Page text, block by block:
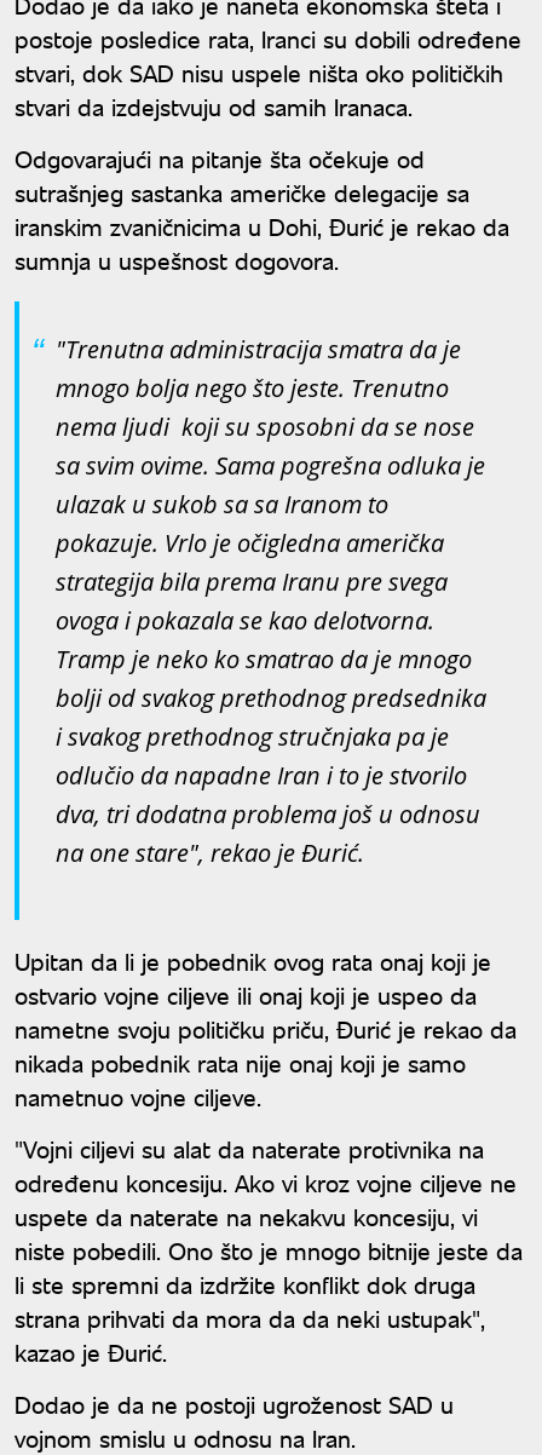
postoje posledice rata, Iranci su dobili određene
stvari, dok SAD nisu uspele ništa oko političkih
stvari da izdejstvuju od samih Iranaca.
Odgovarajući na pitanje šta očekuje od
sutrašnjeg sastanka američke delegacije sa
iranskim zvaničnicima u Dohi, Đurić je rekao da
sumnja u uspešnost dogovora.
"Trenutna administracija smatra da je
mnogo bolja nego što jeste. Trenutno
nema ljudi koji su sposobni da se nose
sa svim ovime. Sama pogrešna odluka je
ulazak u sukob sa sa Iranom to
pokazuje. Vrlo je očigledna američka
strategija bila prema Iranu pre svega
ovoga i pokazala se kao delotvorna.
Tramp je neko ko smatrao da je mnogo
bolji od svakog prethodnog predsednika
i svakog prethodnog stručnjaka pa je
odlučio da napadne Iran i to je stvorilo
dva, tri dodatna problema još u odnosu
na one stare", rekao je Đurić.
Upitan da li je pobednik ovog rata onaj koji je
ostvario vojne ciljeve ili onaj koji je uspeo da
nametne svoju političku priču, Đurić je rekao da
nikada pobednik rata nije onaj koji je samo
nametnuo vojne ciljeve.
"Vojni ciljevi su alat da naterate protivnika na
određenu koncesiju. Ako vi kroz vojne ciljeve ne
uspete da naterate na nekakvu koncesiju, vi
niste pobedili. Ono što je mnogo bitnije jeste da
li ste spremni da izdržite konflikt dok druga
strana prihvati da mora da da neki ustupak",
kazao je Đurić.
Dodao je da ne postoji ugroženost SAD u
vojnom smislu u odnosu na Iran.